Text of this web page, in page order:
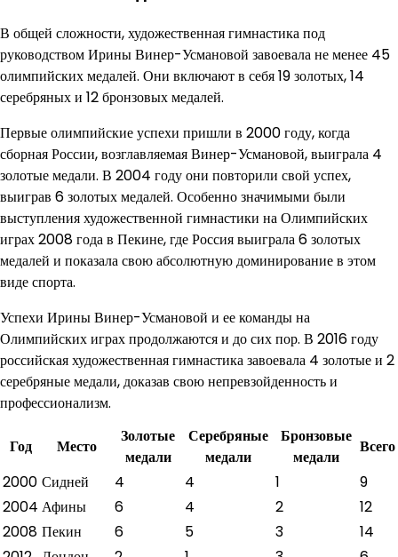
В общей сложности, художественная гимнастика под
руководством Ирины Винер-Усмановой завоевала не менее 45
олимпийских медалей. Они включают в себя 19 золотых, 14
серебряных и 12 бронзовых медалей.
Первые олимпийские успехи пришли в 2000 году, когда
сборная России, возглавляемая Винер-Усмановой, выиграла 4
золотые медали. В 2004 году они повторили свой успех,
выиграв 6 золотых медалей. Особенно значимыми были
выступления художественной гимнастики на Олимпийских
играх 2008 года в Пекине, где Россия выиграла 6 золотых
медалей и показала свою абсолютную доминирование в этом
виде спорта.
Успехи Ирины Винер-Усмановой и ее команды на
Олимпийских играх продолжаются и до сих пор. В 2016 году
российская художественная гимнастика завоевала 4 золотые и 2
серебряные медали, доказав свою непревзойденность и
профессионализм.
Год Место
Золотые
медали
Серебряные
медали
Бронзовые
медали
Всего
2000 Сидней 4 4 1
9
2004 Афины 6 4 2
12
2008 Пекин 6 5 3
14